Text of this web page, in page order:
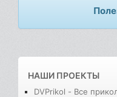
НАШИ ПРОЕКТЫ
DVPrikol - Все